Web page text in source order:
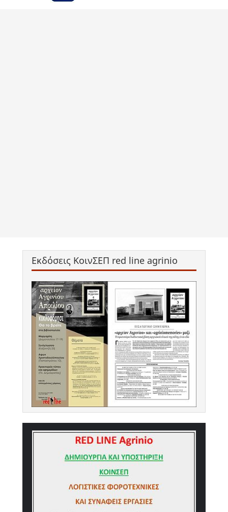
Εκδόσεις ΚοινΣΕΠ red line agrinio